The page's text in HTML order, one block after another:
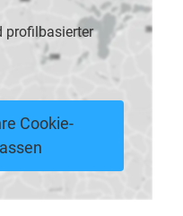
profilbasierter
Cookie-